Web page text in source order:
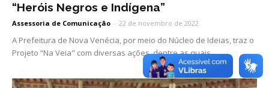
“Heróis Negros e Indígena”
Assessoria de Comunicação - 22 de novembro de 2022
A Prefeitura de Nova Venécia, por meio do Núcleo de Ideias, traz o
Projeto “Na Veia" com diversas ações, dentre as quais...